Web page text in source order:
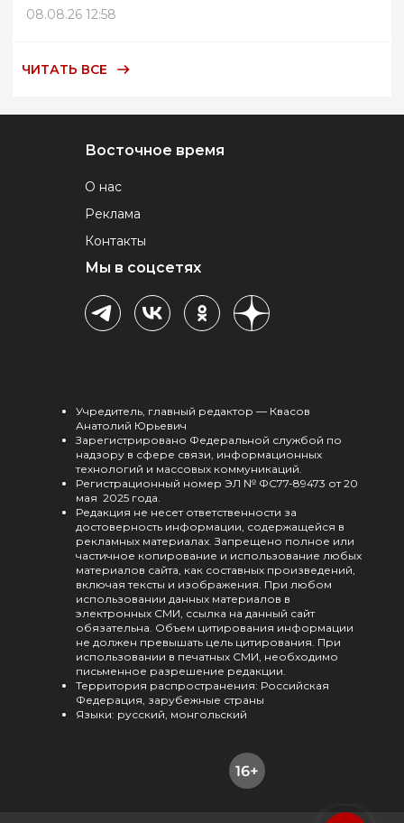
08.08.26 12:58
ЧИТАТЬ ВСЕ
Восточное время
О нас
Реклама
Контакты
Мы в соцсетях
Учредитель, главный редактор — Квасов
Анатолий Юрьевич
Зарегистрировано Федеральной службой по
надзору в сфере связи, информационных
технологий и массовых коммуникаций.
Регистрационный номер ЭЛ № ФС77-89473 от 20
мая 2025 года.
Редакция не несет ответственности за
достоверность информации, содержащейся в
рекламных материалах. Запрещено полное или
частичное копирование и использование любых
материалов сайта, как составных произведений,
включая тексты и изображения. При любом
использовании данных материалов в
электронных СМИ, ссылка на данный сайт
обязательна. Объем цитирования информации
не должен превышать цель цитирования. При
использовании в печатных СМИ, необходимо
письменное разрешение редакции.
Территория распространения: Российская
Федерация, зарубежные страны
Языки: русский, монгольский